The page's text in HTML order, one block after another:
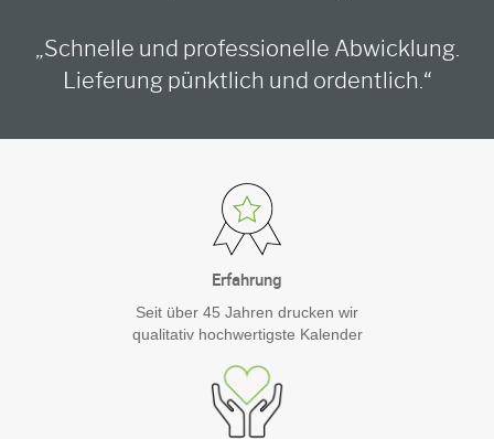
„Schnelle und professionelle Abwicklung.
Lieferung pünktlich und ordentlich.“
Erfahrung
Seit über 45 Jahren drucken wir
qualitativ hochwertigste Kalender